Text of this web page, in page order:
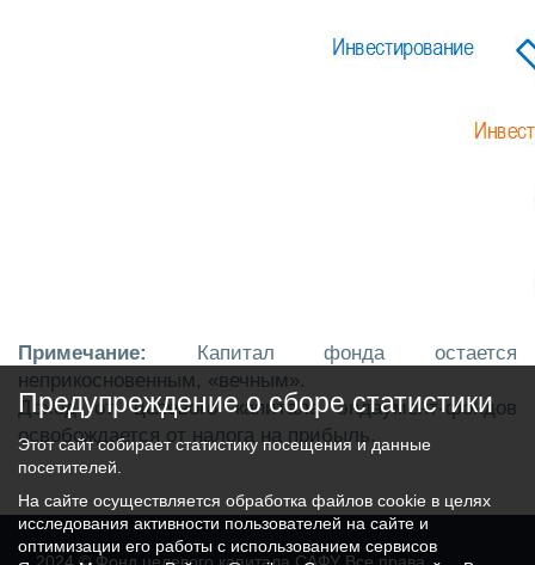
Предупреждение о сборе статистики
Этот сайт собирает статистику посещения и данные
посетителей.
На сайте осуществляется обработка файлов cookie в целях
исследования активности пользователей на сайте и
оптимизации его работы с использованием сервисов
Примечание:
Капитал фонда остается
неприкосновенным, «вечным».
Доход от целевого капитала эндаумент-фондов
освобождается от налога на прибыль.
2024 © Фонд целевого капитала САФУ Все права